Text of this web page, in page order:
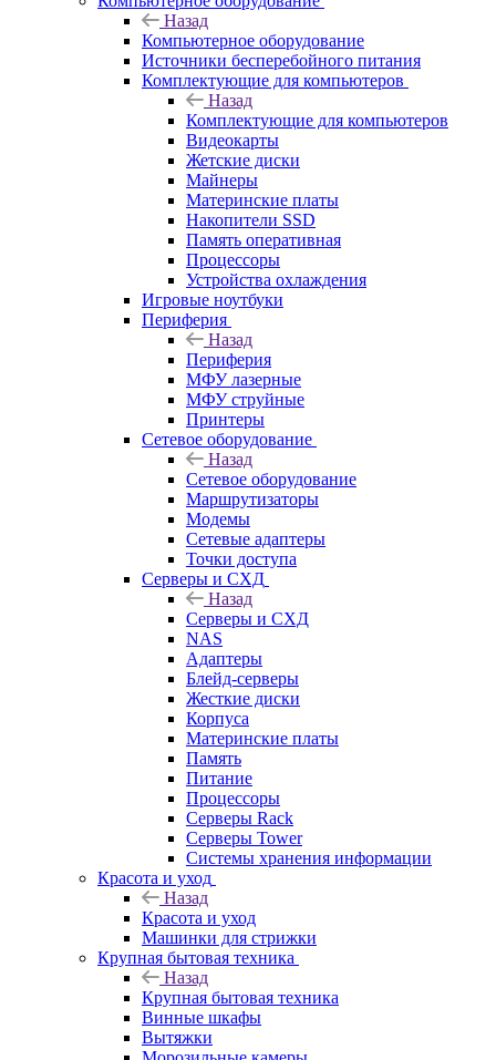
Назад
Компьютерное оборудование
Источники бесперебойного питания
Комплектующие для компьютеров
Назад
Комплектующие для компьютеров
Видеокарты
Жетские диски
Майнеры
Материнские платы
Накопители SSD
Память оперативная
Процессоры
Устройства охлаждения
Игровые ноутбуки
Периферия
Назад
Периферия
МФУ лазерные
МФУ струйные
Принтеры
Сетевое оборудование
Назад
Сетевое оборудование
Маршрутизаторы
Модемы
Сетевые адаптеры
Точки доступа
Серверы и СХД
Назад
Серверы и СХД
NAS
Адаптеры
Блейд-серверы
Жесткие диски
Корпуса
Материнские платы
Память
Питание
Процессоры
Серверы Rack
Серверы Tower
Системы хранения информации
Красота и уход
Назад
Красота и уход
Машинки для стрижки
Крупная бытовая техника
Назад
Крупная бытовая техника
Винные шкафы
Вытяжки